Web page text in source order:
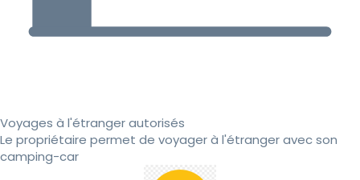
Voyages à l'étranger autorisés
Le propriétaire permet de voyager à l'étranger avec son
camping-car